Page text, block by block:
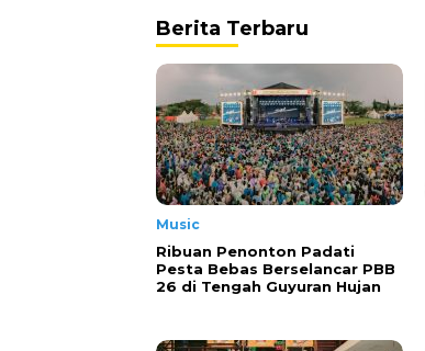
Berita Terbaru
Music
Ribuan Penonton Padati
Pesta Bebas Berselancar PBB
26 di Tengah Guyuran Hujan